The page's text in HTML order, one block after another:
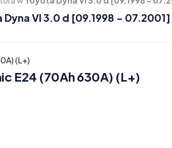
VI 3.0 d [09.1998 -
E24 (70Ah 630A) (L+)